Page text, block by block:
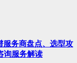
服务商盘点、选型攻
询服务解读